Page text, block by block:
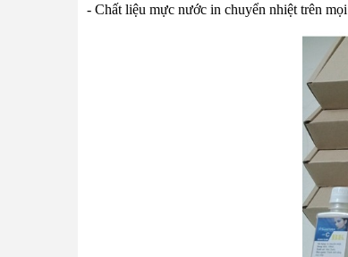
- Chất liệu mực nước in chuyển nhiệt trên